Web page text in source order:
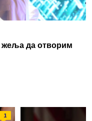
жеља да отворим
1